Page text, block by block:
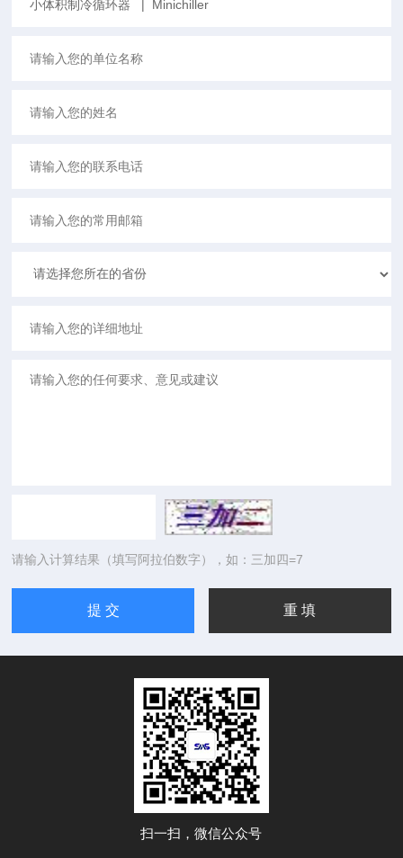
请输入计算结果（填写阿拉伯数字），如：三加四=7
扫一扫，微信公众号